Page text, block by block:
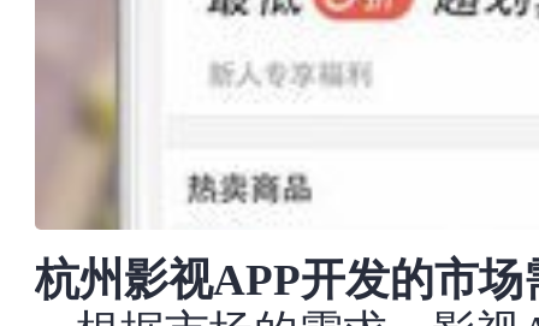
杭州影视APP开发的市场